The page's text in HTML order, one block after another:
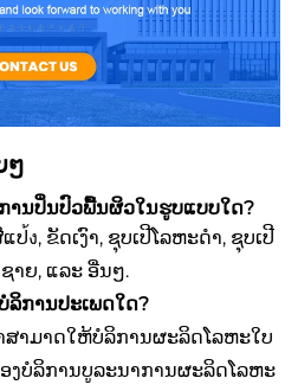
ໆ
ານປິ່ນປົວພື້ນຜິວໃນຮູບແບບໃດ?
ง, ຂັດເງົາ, ຊຸບເປີໂລຫະດຳ, ຊຸບເປີ
າຍ, ແລະ ອື່ນໆ.
ລິການປະເພດໃດ?
ສາມາດໃຫ້ບໍລິການຜະລິດໂລຫະໃບ
ງບໍລິການບູລະນາການຜະລິດໂລຫະ